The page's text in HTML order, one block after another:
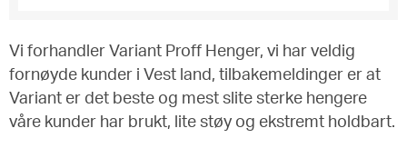
Vi forhandler Variant Proff Henger, vi har veldig
fornøyde kunder i Vest land, tilbakemeldinger er at
Variant er det beste og mest slite sterke hengere
våre kunder har brukt, lite støy og ekstremt holdbart.